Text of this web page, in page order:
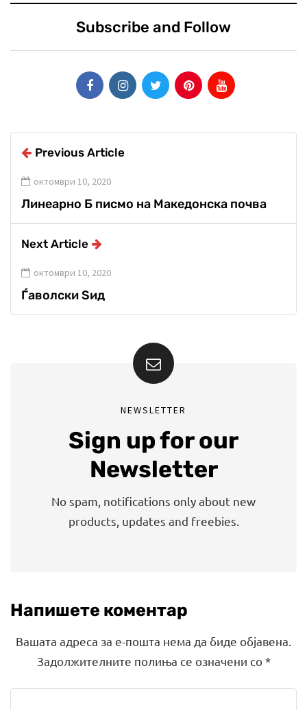
Subscribe and Follow
Previous Article
октомври 10, 2020
Линеарно Б писмо на Македонска почва
Next Article
октомври 10, 2020
Ѓаволски Ѕид
NEWSLETTER
Sign up for our
Newsletter
No spam, notifications only about new
products, updates and freebies.
Напишете коментар
Вашата адреса за е-пошта нема да биде објавена.
Задолжителните полиња се означени со*